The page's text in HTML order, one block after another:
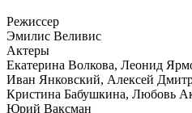
Режиссер
Эмилис Веливис
Актеры
Екатерина Волкова, Леонид
Иван Янковский, Алексей
Кристина Бабушкина, Любовь
Юрий Ваксман